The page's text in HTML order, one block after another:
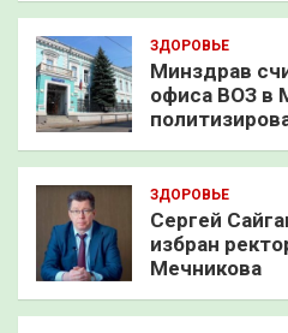
ЗДОРОВЬЕ
Минздрав
офиса ВОЗ в
ЗДОРОВЬЕ
Сергей
избран
Мечникова